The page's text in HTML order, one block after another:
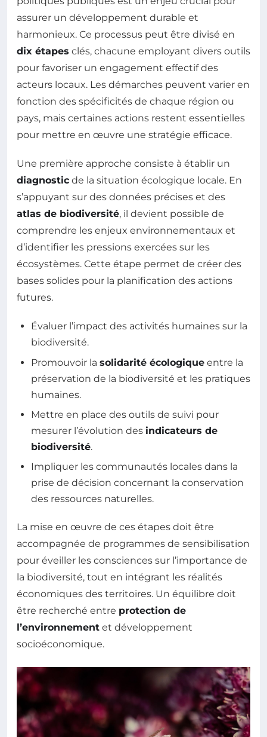
assurer un développement durable et
harmonieux. Ce processus peut être divisé en
dix étapes clés, chacune employant divers outils
pour favoriser un engagement effectif des
acteurs locaux. Les démarches peuvent varier en
fonction des spécificités de chaque région ou
pays, mais certaines actions restent essentielles
pour mettre en œuvre une stratégie efficace.
Une première approche consiste à établir un
diagnostic de la situation écologique locale. En
s’appuyant sur des données précises et des
atlas de biodiversité, il devient possible de
comprendre les enjeux environnementaux et
d’identifier les pressions exercées sur les
écosystèmes. Cette étape permet de créer des
bases solides pour la planification des actions
futures.
Évaluer l’impact des activités humaines sur la
biodiversité.
Promouvoir la solidarité écologique entre la
préservation de la biodiversité et les pratiques
humaines.
Mettre en place des outils de suivi pour
mesurer l’évolution des indicateurs de
biodiversité.
Impliquer les communautés locales dans la
prise de décision concernant la conservation
des ressources naturelles.
La mise en œuvre de ces étapes doit être
accompagnée de programmes de sensibilisation
pour éveiller les consciences sur l’importance de
la biodiversité, tout en intégrant les réalités
économiques des territoires. Un équilibre doit
être recherché entre protection de
l’environnement et développement
socioéconomique.